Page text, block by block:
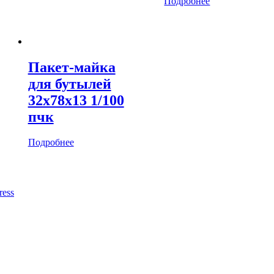
Пакет-майка
для бутылей
32х78х13 1/100
пчк
Подробнее